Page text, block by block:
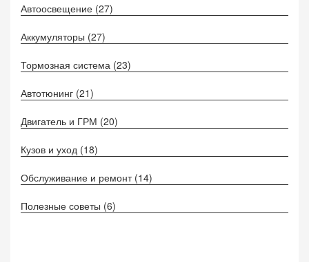
Автоосвещение (27)
Аккумуляторы (27)
Тормозная система (23)
Автотюнинг (21)
Двигатель и ГРМ (20)
Кузов и уход (18)
Обслуживание и ремонт (14)
Полезные советы (6)